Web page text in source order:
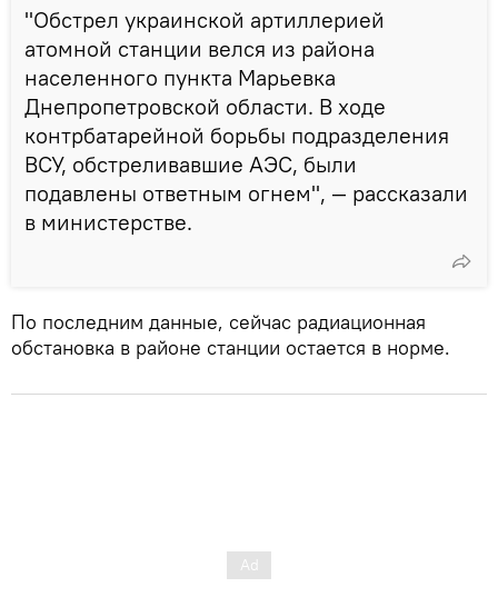
"Обстрел украинской артиллерией
атомной станции велся из района
населенного пункта Марьевка
Днепропетровской области. В ходе
контрбатарейной борьбы подразделения
ВСУ, обстреливавшие АЭС, были
подавлены ответным огнем", — рассказали
в министерстве.
По последним данные, сейчас радиационная
обстановка в районе станции остается в норме.